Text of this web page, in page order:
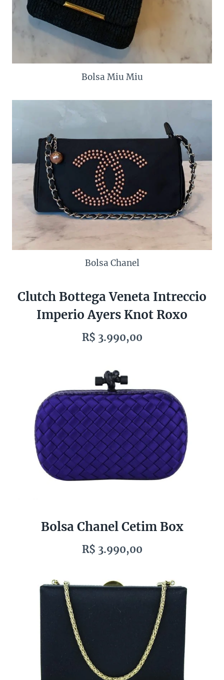
Bolsa Miu Miu
Bolsa Chanel
Clutch Bottega Veneta Intreccio
Imperio Ayers Knot Roxo
R$ 3.990,00
Bolsa Chanel Cetim Box
R$ 3.990,00